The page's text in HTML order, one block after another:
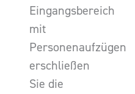
Eingangsbereich
mit
Personenaufzügen
erschließen
Sie die